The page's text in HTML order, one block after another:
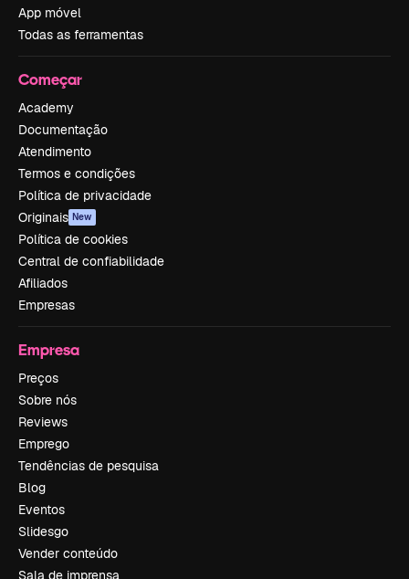
App móvel
Todas as ferramentas
Começar
Academy
Documentação
Atendimento
Termos e condições
Política de privacidade
Originais New
Política de cookies
Central de confiabilidade
Afiliados
Empresas
Empresa
Preços
Sobre nós
Reviews
Emprego
Tendências de pesquisa
Blog
Eventos
Slidesgo
Vender conteúdo
Sala de imprensa